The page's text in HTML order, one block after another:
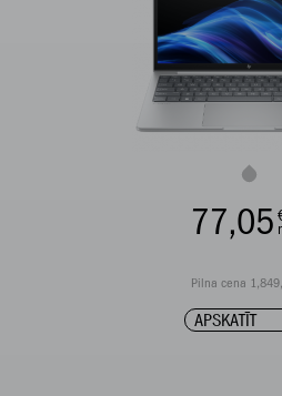
77,05
Pilna cena
APSKATĪT